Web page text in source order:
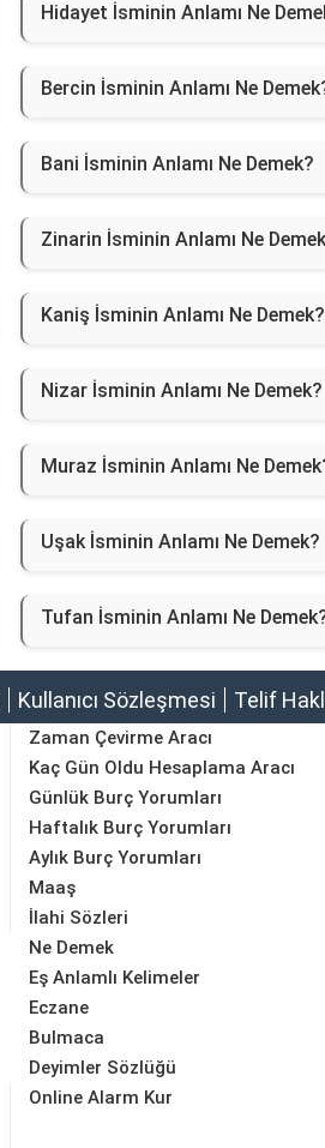
Hidayet İsminin Anlamı Ne
Bercin İsminin Anlamı Ne
Bani İsminin Anlamı Ne Demek?
Zinarin İsminin Anlamı Ne
Kaniş İsminin Anlamı Ne Demek?
Nizar İsminin Anlamı Ne Demek?
Muraz İsminin Anlamı Ne
Uşak İsminin Anlamı Ne Demek?
Tufan İsminin Anlamı Ne
Kullanıcı Sözleşmesi Telif
Zaman Çevirme Aracı
Kaç Gün Oldu Hesaplama Aracı
Günlük Burç Yorumları
Haftalık Burç Yorumları
Aylık Burç Yorumları
Maaş
İlahi Sözleri
Ne Demek
Eş Anlamlı Kelimeler
Eczane
Bulmaca
Deyimler Sözlüğü
Online Alarm Kur